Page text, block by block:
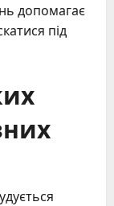
допомагає
під